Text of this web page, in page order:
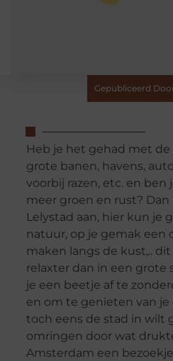
Gepubliceerd
Heb je het gehad met
grote banen, havens,
voorbij razen, etc. en ben
meer groen en rust? Dan
Lelystad aan, hier kun je
natuur, op je gemak een
maken langs de kust,..
relaxter dan in een grote
je een beetje af te
en om te genieten van je
toch eens de stad in wilt
omringen door wat
Amsterdam een